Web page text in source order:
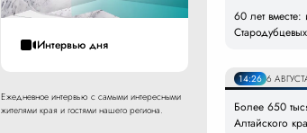
Интервью дня
Ежедневное интервью с самыми интересными
жителями края и гостями нашего региона.
60 лет
14:26 6
Более 650
Алтайского